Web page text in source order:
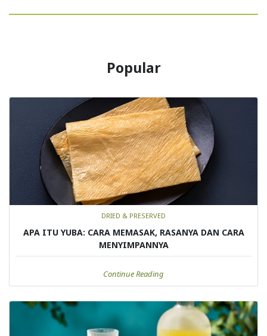
Popular
DRIED & PRESERVED
APA ITU YUBA: CARA MEMASAK, RASANYA DAN CARA
MENYIMPANNYA
Continue Reading